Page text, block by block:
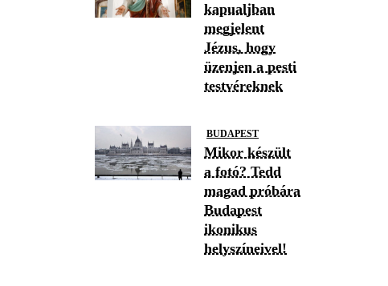
kapualjban
megjelent
Jézus, hogy
üzenjen a pesti
testvéreknek
BUDAPEST
Mikor készült
a fotó? Tedd
magad próbára
Budapest
ikonikus
helyszíneivel!